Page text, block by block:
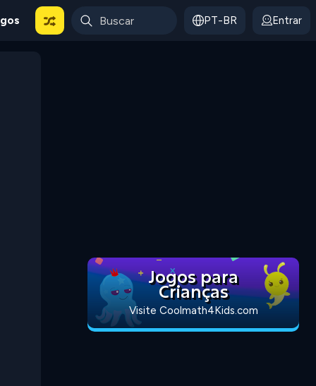
PT-BR Entrar
Jogos para
Crianças
Visite Coolmath4Kids.com